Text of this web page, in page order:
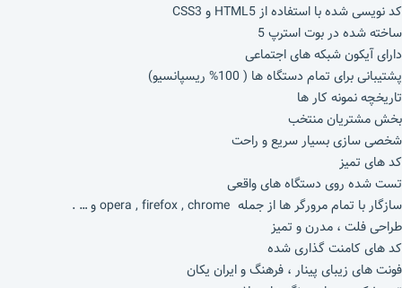
کد نویسی شده با استفاده از HTML5 و CSS3
ساخته شده در بوت استرپ 5
دارای آیکون شبکه های اجتماعی
پشتیبانی برای تمام دستگاه ها ( 100% ریسپانسیو)
تاریخچه نمونه کار ها
بخش مشتریان منتخب
شخصی سازی بسیار سریع و راحت
کد های تمیز
تست شده روی دستگاه های واقعی
سازگار با تمام مرورگر ها از جمله opera , firefox , chrome و … .
طراحی فلت ، مدرن و تمیز
کد های کامنت گذاری شده
فونت های زیبای پینار ، فرهنگ و ایران یکان